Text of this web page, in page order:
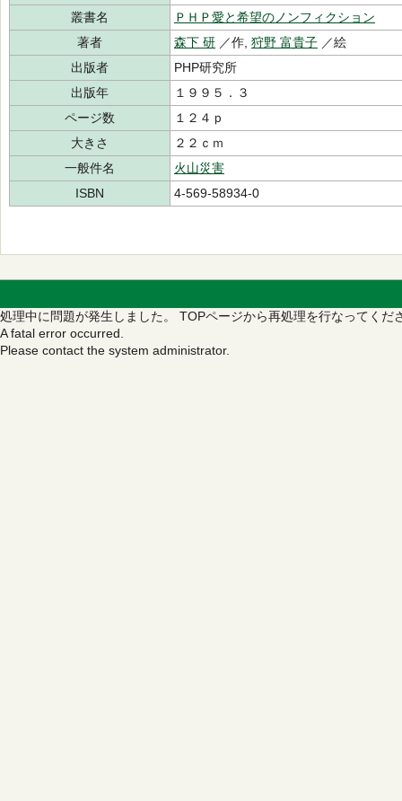
叢書名
ＰＨＰ愛と希望のノンフィクション
著者
森下 研 ／作, 狩野 富貴子 ／絵
出版者
PHP研究所
出版年
１９９５．３
ページ数
１２４ｐ
大きさ
２２ｃｍ
一般件名
火山災害
ISBN
4-569-58934-0
処理中に問題が発生しました。 TOPページから再処理を行なってくだ
A fatal error occurred.
Please contact the system administrator.